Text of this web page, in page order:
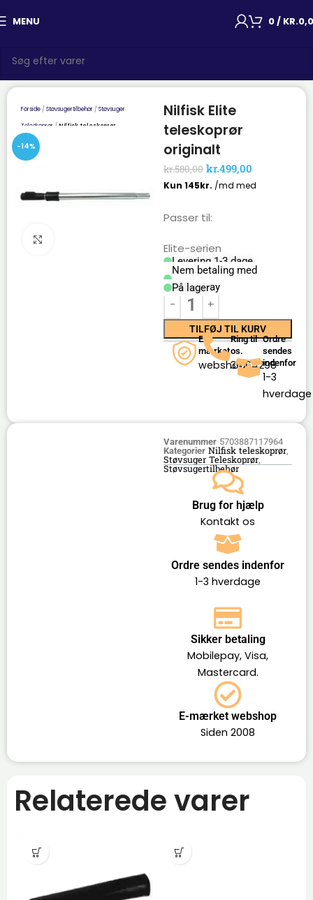
MENU 0/ KR.
Forside Støvsugertilbehør Støvsuger
Teleskoprør Nilfisk teleskoprør
-14%
Nilfisk Elite
teleskoprør
originalt
kr.580,00 kr.499,00
Passer til:
Elite-serien
Levering 1-3 dage
Nem betaling med
Mobilepay
På lager
TILFØJ TIL KURV
E-
mærket
webshop
Ring til
os.
36164298
Ordre
sendes
indenfor
1-3
hverdage
Varenummer 5703887117964
Kategorier Nilfisk teleskoprør,
Støvsuger Teleskoprør,
Støvsugertilbehør
Brug for hjælp
Kontakt os
Ordre sendes indenfor
1-3 hverdage
Sikker betaling
Mobilepay, Visa,
Mastercard.
E-mærket webshop
Siden 2008
Relaterede varer